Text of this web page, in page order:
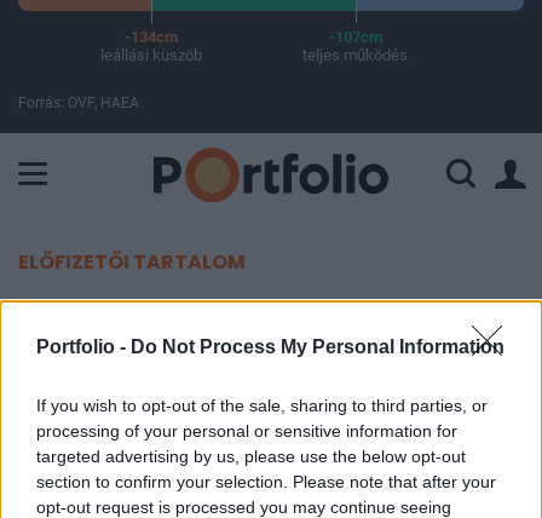
Portfolio - Do Not Process My Personal Information
If you wish to opt-out of the sale, sharing to third parties, or
processing of your personal or sensitive information for
targeted advertising by us, please use the below opt-out
section to confirm your selection. Please note that after your
opt-out request is processed you may continue seeing
-134cm
leállási küszöb
-107cm
teljes működés
Forrás: OVF, HAEA
ELŐFIZETŐI TARTALOM
pedig az elemzők már nem vártak
növekedést
Portfolio
2022. április 29. 08:51